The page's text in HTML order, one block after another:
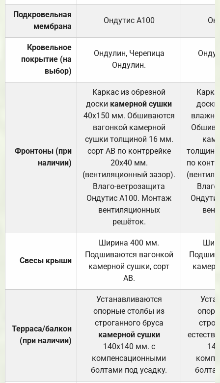
Подкровельная
мембрана
Ондутис А100
Кровельное
покрытие (на
выбор)
Ондулин, Черепица
Ондулин.
Фронтоны (при
наличии)
Каркас из обрезной
доски камерной сушки
40х150 мм. Обшиваются
вагонкой камерной
сушки толщиной 16 мм.
сорт АВ по контррейке
20х40 мм.
(вентиляционный зазор).
Влаго-ветрозащита
Ондутис А100. Монтаж
вентиляционных
решёток.
доски
по
Свесы крыши
Ширина 400 мм.
Подшиваются вагонкой
камерной сушки, сорт
АВ.
Терраса/балкон
(при наличии)
Устанавливаются
опорные столбы из
строганного бруса
камерной сушки
140х140 мм. с
компенсационными
болтами под усадку.